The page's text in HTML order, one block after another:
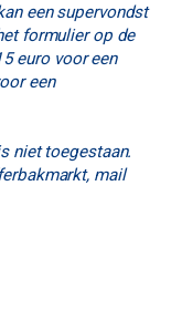
een supervondst
formulier op de
euro voor een
een
niet toegestaan.
mail